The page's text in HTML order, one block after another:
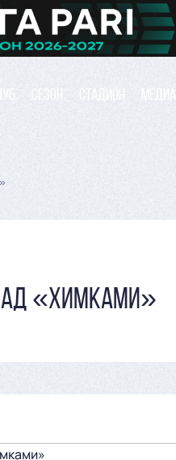
СЕЗОН СТАДИОН МЕДИА
«ХИМКАМИ»